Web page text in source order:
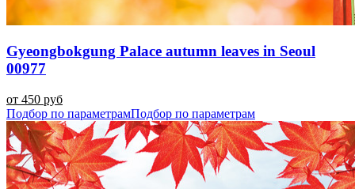
Gyeongbokgung Palace autumn leaves in Seoul
00977
от 450 руб
Подбор по параметрамПодбор по параметрам